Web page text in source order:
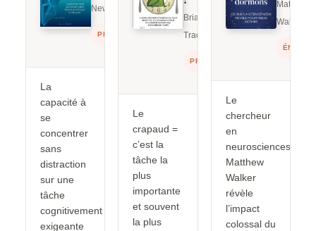
Newport
PRODUCTIVITÉ
La
capacité à
se
concentrer
sans
distraction
sur une
tâche
cognitivement
exigeante
Brian
Tracy
PRODUCTIVITÉ
Le
crapaud =
c’est la
tâche la
plus
importante
et souvent
la plus
Matthew
Walker
Le
chercheur
en
neurosciences
Matthew
Walker
révèle
l’impact
colossal du